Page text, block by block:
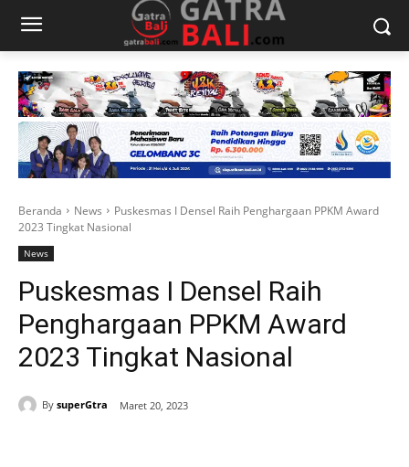
Beranda News
Puskesmas I Densel Raih Penghargaan PPKM Award
2023 Tingkat Nasional
News
Puskesmas I Densel Raih
Penghargaan PPKM Award
2023 Tingkat Nasional
By superGtra Maret 20, 2023